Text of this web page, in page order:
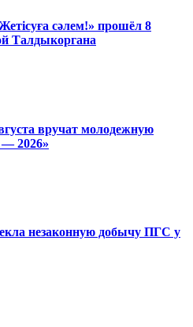
сәлем!» прошёл 8
Талдыкоргана
вручат молодежную
2026»
незаконную добычу ПГС у